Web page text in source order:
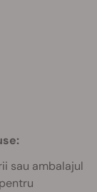
sau ambalajul